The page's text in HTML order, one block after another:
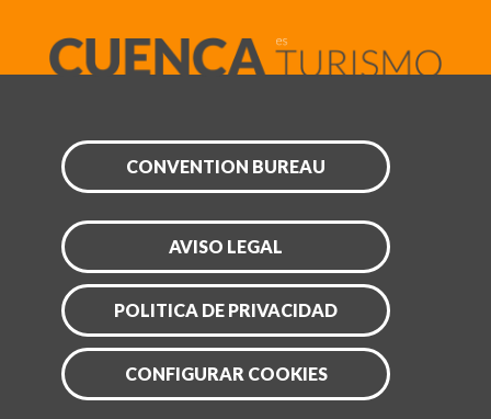
CONVENTION BUREAU
AVISO LEGAL
POLITICA DE PRIVACIDAD
CONFIGURAR COOKIES